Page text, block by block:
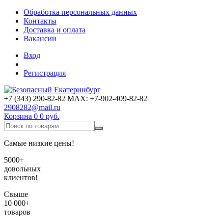
Обработка персональных данных
Контакты
Доставка и оплата
Вакансии
Вход
Регистрация
+7 (343) 290-82-82 MAX: +7-902-409-82-82
2908282@mail.ru
Корзина 0 0 руб.
Самые низкие цены!
5000+
довольных
клиентов!
Свыше
10 000+
товаров